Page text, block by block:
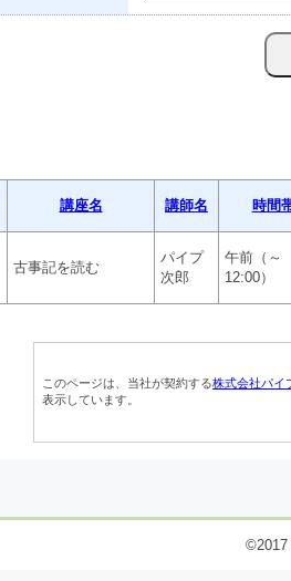
講座名 講師名 時間
古事記を読む
パイプ
次郎
午前（～
12:00）
このページは、当社が契約する株式会社パイ
表示しています。
©2017